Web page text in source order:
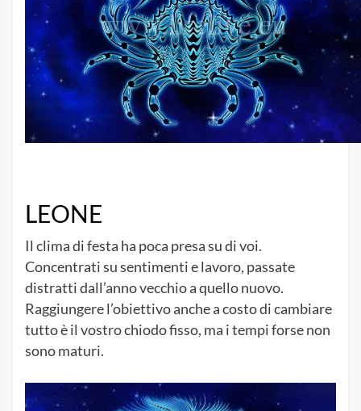
LEONE
Il clima di festa ha poca presa su di voi.
Concentrati su sentimenti e lavoro, passate
distratti dall’anno vecchio a quello nuovo.
Raggiungere l’obiettivo anche a costo di cambiare
tutto è il vostro chiodo fisso, ma i tempi forse non
sono maturi.